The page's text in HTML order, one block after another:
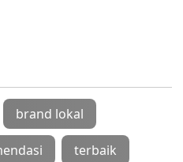
brand lokal
terbaik